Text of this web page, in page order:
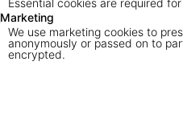
Marketing
We use marketing cookies to
anonymously or passed on to
encrypted.